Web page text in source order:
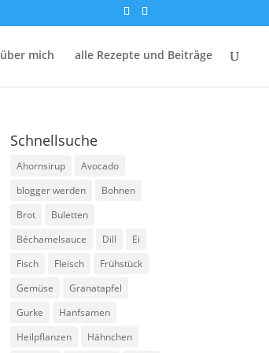
über mich alle Rezepte und Beiträge
Schnellsuche
Ahornsirup
Avocado
blogger werden
Bohnen
Brot
Buletten
Béchamelsauce
Dill
Ei
Fisch
Fleisch
Frühstück
Gemüse
Granatapfel
Gurke
Hanfsamen
Heilpflanzen
Hähnchen